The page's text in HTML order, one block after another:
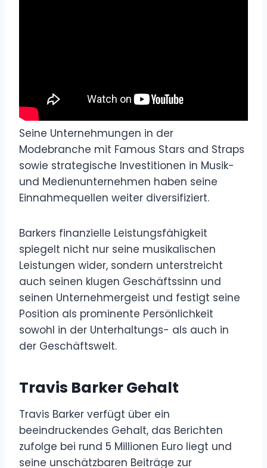
Seine Unternehmungen in der
Modebranche mit Famous Stars and Straps
sowie strategische Investitionen in Musik-
und Medienunternehmen haben seine
Einnahmequellen weiter diversifiziert.
Barkers finanzielle Leistungsfähigkeit
spiegelt nicht nur seine musikalischen
Leistungen wider, sondern unterstreicht
auch seinen klugen Geschäftssinn und
seinen Unternehmergeist und festigt seine
Position als prominente Persönlichkeit
sowohl in der Unterhaltungs- als auch in
der Geschäftswelt.
Travis Barker Gehalt
Travis Barker verfügt über ein
beeindruckendes Gehalt, das Berichten
zufolge bei rund 5 Millionen Euro liegt und
seine unschätzbaren Beiträge zur